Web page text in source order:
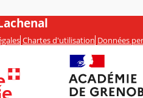
Chartes d'utilisation Données